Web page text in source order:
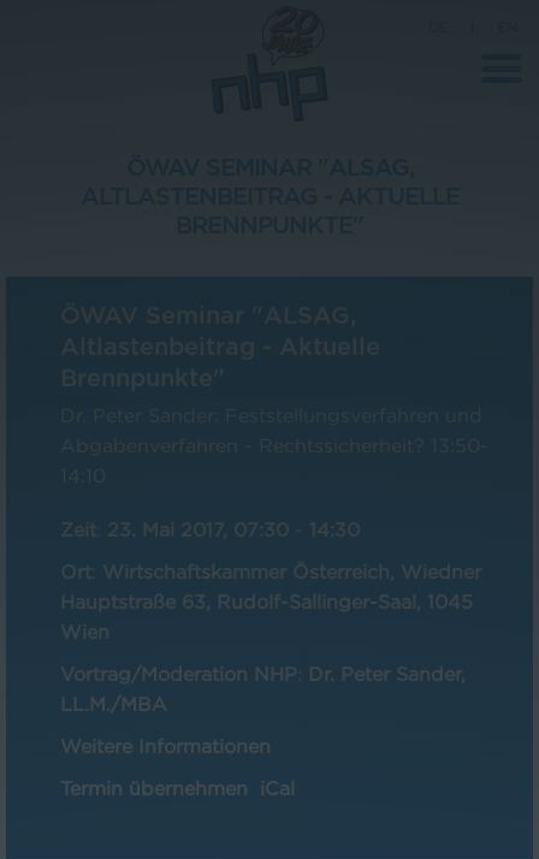
Kontakt
Brennpunkte"
Dr. Peter Sander: Feststellungsverfahren und
Abgabenverfahren - Rechtssicherheit? 13:50-
14:10
Zeit 23. Mai 2017, 07:30 - 14:30
Ort Wirtschaftskammer Österreich, Wiedner
Hauptstraße 63, Rudolf-Sallinger-Saal, 1045
Wien
Vortrag/Moderation NHP: Dr. Peter Sander,
LL.M./MBA
Weitere Informationen
Termin übernehmen
iCal